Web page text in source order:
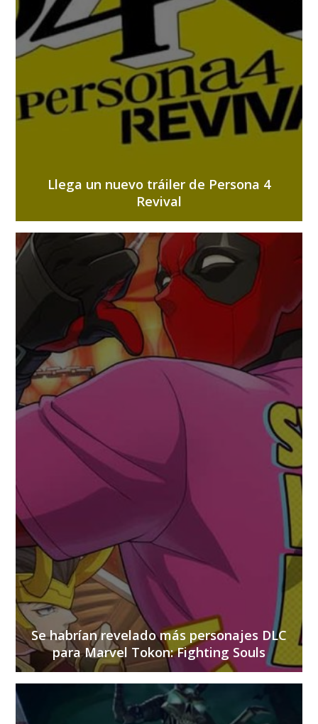
Llega un nuevo tráiler de Persona 4
Revival
Se habrían revelado más personajes DLC
para Marvel Tokon: Fighting Souls